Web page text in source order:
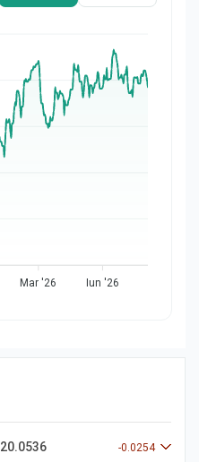
Mar '26 Iun '26
20.0536 -0.0254